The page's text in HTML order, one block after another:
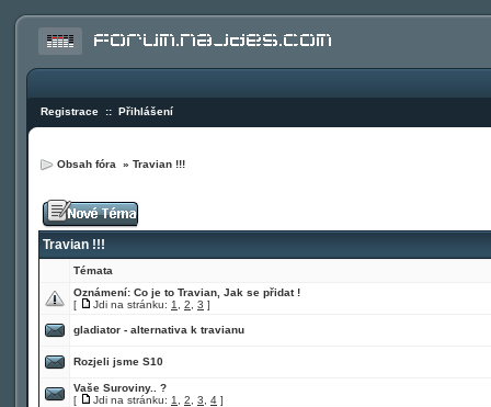
Registrace :: Přihlášení
Obsah fóra » Travian !!!
Travian !!!
Témata
Oznámení: Co je to Travian, Jak se přidat !
[
Jdi na stránku: 1 2 3 ]
gladiator - alternativa k travianu
Rozjeli jsme S10
Vaše Suroviny.. ?
[
Jdi na stránku: 1 2 3 4 ]